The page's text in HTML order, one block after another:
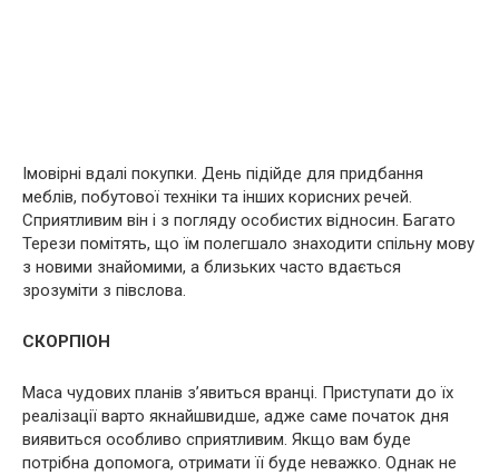
Імовірні вдалі покупки. День підійде для придбання
меблів, побутової техніки та інших корисних речей.
Сприятливим він і з погляду особистих відносин. Багато
Терези помітять, що їм полегшало знаходити спільну мову
з новими знайомими, а близьких часто вдається
зрозуміти з півслова.
СКОРПІОН
Маса чудових планів з’явиться вранці. Приступати до їх
реалізації варто якнайшвидше, адже саме початок дня
виявиться особливо сприятливим. Якщо вам буде
потрібна допомога, отримати її буде неважко. Однак не